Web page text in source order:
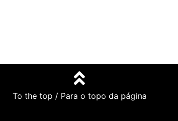
To the top / Para o topo da página